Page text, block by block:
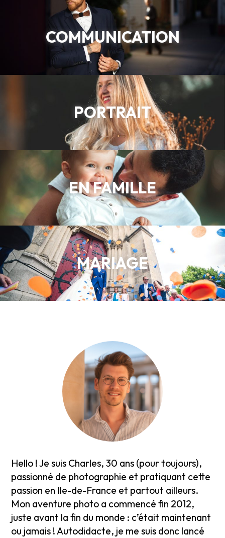
COMMUNICATION
PORTRAIT
EN FAMILLE
MARIAGE
Hello ! Je suis Charles, 30 ans (pour toujours),
passionné de photographie et pratiquant cette
passion en Ile-de-France et partout ailleurs.
Mon aventure photo a commencé fin 2012,
juste avant la fin du monde : c’était maintenant
ou jamais ! Autodidacte, je me suis donc lancé